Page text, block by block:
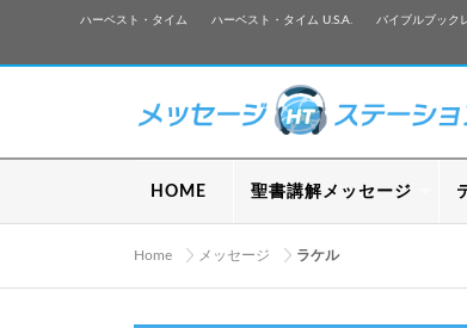
ハーベスト・タイム ハーベスト・タイム U.S.A. バイブルブック
HOME 聖書講解メッセージ
Home メッセージ ラケル